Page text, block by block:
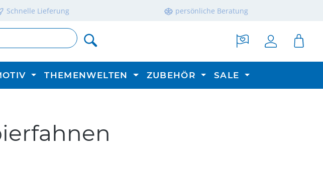
Schnelle Lieferung persönliche Beratung
THEMENWELTEN ZUBEHÖR SALE